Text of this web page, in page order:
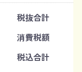
税抜合計
消費税額
税込合計